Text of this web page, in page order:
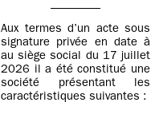
Aux termes d’un acte sous
signature privée en date à
au siège social du 17 juillet
2026 il a été constitué une
société présentant les
caractéristiques suivantes :